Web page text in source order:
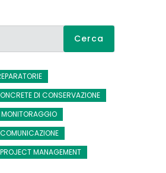
DI CONSERVAZIONE
MANAGEMENT